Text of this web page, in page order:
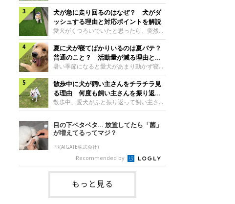
さんもいるかもしれません。今回は、犬が
クーンと鳴く理由や鼻鳴らしの背景、見極
め方と対応のポイントなどについて、いぬ
のきもち獣医師相談室の原 駿太朗先生に
伺いました。クーンと鳴くのはどんな気持
ち？いぬのきもち投稿写真ギャラリー犬が
クーンと小さく鳴くときは、何らかの感情
を伝えようとしている場合があると考えら
れています。大
らない、歩かなくなる』『暑い季節は散歩
の気配を察すると涼しい部屋から出ようと
しない』など散歩に行きたがらないコもい
るようです。愛犬の運動をさせてあげたい
のに、散歩に行きたがらない。このような
場合はどう対応すればよいのでしょうか？
「愛犬が夏に散歩に行きたがらない場合の
対応」について、いぬのきもち獣医師相談
室の白山さとこ先生に聞きました。Q.夏に
犬の散歩に行くときの注意点は？ いぬの
きもち投稿写真ギャラリーーー夏に愛犬と
散歩に行くときは、どのようなことに注意
をするとよい
犬が急に走り回るのはなぜ？ 犬がダ
ッシュする理由と対応ポイントを解説
愛犬がくつろいでいたと思ったら、突然部
屋の中を走り回り始める――そんな様子に
驚いたことはありませんか？ 急な動きに
「何が起きているの？」と戸惑う飼い主さ
んも多いでしょう。落ち着いていたはずな
のに、急にスイッチが入ったように見える
と不安になることもあります。今回は、犬
が急に走り回る理由や見極め方などについ
て、いぬのきもち獣医師相談室の岡本りさ
先生に伺いました。犬が急に走り回るのは
ラリー犬が突然走り回る行動は、必ずしも
珍しいものではないと考えられています。
体にたまったエ
夏に犬が寝てばかりいるのは夏バテ？
普通のこと？ 活動量が減る理由と対
策とは
暑い季節になると愛犬があまり動かず寝て
ばかりだと感じる飼い主さんはいません
か？その様子に、愛犬が夏バテで疲れてい
るのか、元気がないのかなど不安に感じる
方もいるのではないかと思います。 で
は、犬が寝てばかりいるときに対処が必要
かを見極める方法はあるのでしょうか？
「犬の活動量が夏に減る理由と対策」につ
いて、いぬのきもち獣医師相談室の山口み
き先生に話を聞きました。Q. 夏に犬の活
動量が減る理由は？ いぬのきもち投稿写
真ギャラリーーー夏に愛犬の活動量が減る
と感じる飼い主さんもいるようです。理由
としてどのようなこ
散歩中に犬が飼い主さんをチラチラ見
る理由 何度も飼い主さんを振り返る
のはなぜ？
散歩中、愛犬がふと振り返って飼い主さん
の様子を確認する…そんな場面に心当たり
はありませんか？ 何度もチラチラ見られ
ると、「何か気になることがあるの？」
「ちゃんと歩けているかな」と不安になる
ことがあるかもしれません。愛犬が歩きな
がら飼い主さんを振り返るしぐさには、ど
んな気持ちが隠れているのでしょうか。今
回は、犬が散歩中に飼い主さんを確認する
理由や注意すべきサインの見極めかた、対
応のポイントなどについて、いぬのきもち
獣医師相談室の原 駿太朗先生に伺いまし
目の下ベタベタ… 放置してたら「菌」
が増えてるってマジ？
PR(AIGATE株式会社)
Recommended by
もっと見る